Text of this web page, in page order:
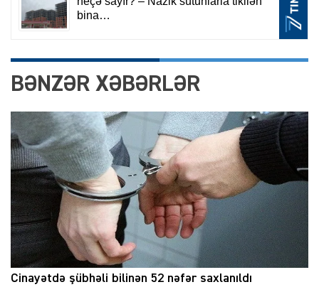
BƏNZƏR XƏBƏRLƏR
Cinayətdə şübhəli bilinən 52 nəfər saxlanıldı